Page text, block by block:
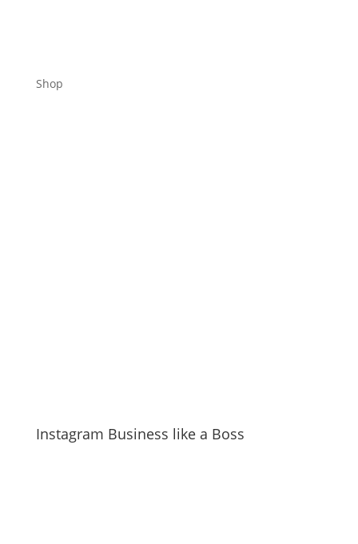
Shop
Instagram Business like a Boss